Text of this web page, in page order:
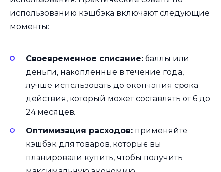
использованию кэшбэка включают следующие
моменты:
Своевременное списание: баллы или
деньги, накопленные в течение года,
лучше использовать до окончания срока
действия, который может составлять от 6 до
24 месяцев.
Оптимизация расходов: применяйте
кэшбэк для товаров, которые вы
планировали купить, чтобы получить